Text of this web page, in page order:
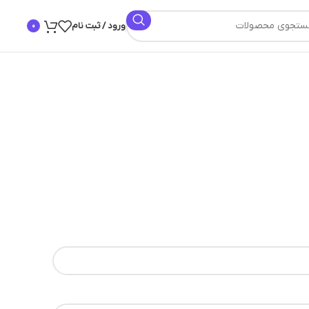
ورود / ثبت نام 0